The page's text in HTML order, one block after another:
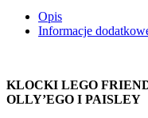
Opis
Informacje
KLOCKI LEGO
OLLY’EGO I PAISLEY